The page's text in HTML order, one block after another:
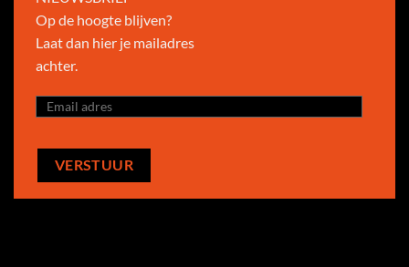
Op de hoogte blijven?
Laat dan hier je mailadres
achter.